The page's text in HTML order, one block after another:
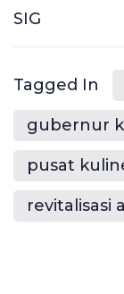
SIG
Tagged In
gubernur
pusat
revitalisasi